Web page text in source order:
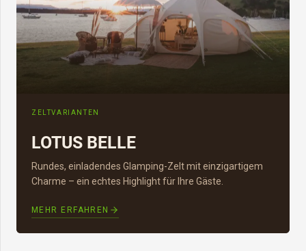
ZELTVARIANTEN
LOTUS BELLE
Rundes, einladendes Glamping-Zelt mit einzigartigem
Charme – ein echtes Highlight für Ihre Gäste.
MEHR ERFAHREN